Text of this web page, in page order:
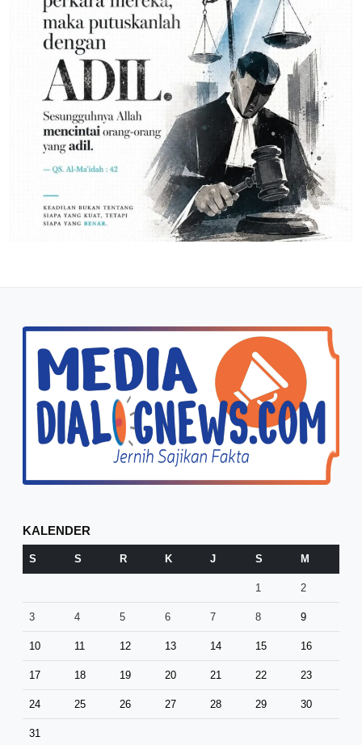
KALENDER
S S R K J S M
1 2
3 4 5 6 7 8 9
10 11 12 13 14 15 16
17 18 19 20 21 22 23
24 25 26 27 28 29 30
31